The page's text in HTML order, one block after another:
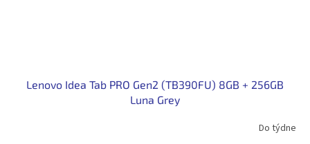
Lenovo Idea Tab PRO Gen2 (TB390FU) 8GB + 256GB
Luna Grey
Do týdne